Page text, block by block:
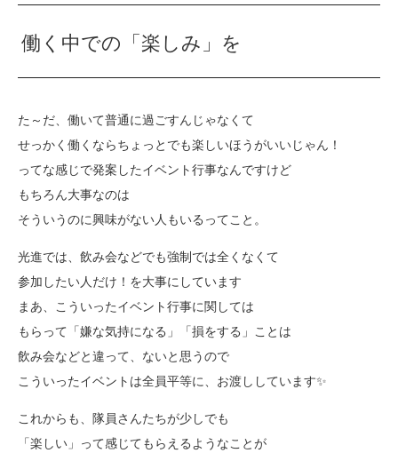
働く中での「楽しみ」を
た～だ、働いて普通に過ごすんじゃなくて
せっかく働くならちょっとでも楽しいほうがいいじゃん！
ってな感じで発案したイベント行事なんですけど
もちろん大事なのは
そういうのに興味がない人もいるってこと。
光進では、飲み会などでも強制では全くなくて
参加したい人だけ！を大事にしています
まあ、こういったイベント行事に関しては
もらって「嫌な気持になる」「損をする」ことは
飲み会などと違って、ないと思うので
こういったイベントは全員平等に、お渡ししています✨
これからも、隊員さんたちが少しでも
「楽しい」って感じてもらえるようなことが